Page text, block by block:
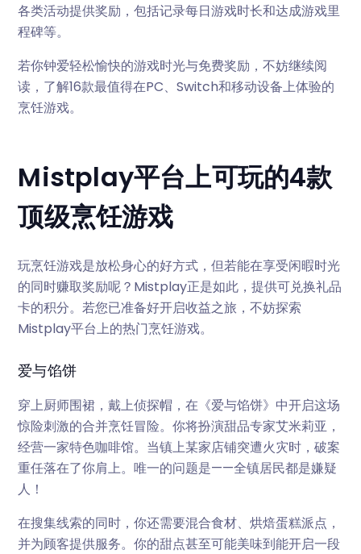
各类活动提供奖励，包括记录每日游戏时长和达成游戏里
程碑等。
若你钟爱轻松愉快的游戏时光与免费奖励，不妨继续阅
读，了解16款最值得在PC、Switch和移动设备上体验的
烹饪游戏。
Mistplay平台上可玩的4款
顶级烹饪游戏
玩烹饪游戏是放松身心的好方式，但若能在享受闲暇时光
的同时赚取奖励呢？Mistplay正是如此，提供可兑换礼品
卡的积分。若您已准备好开启收益之旅，不妨探索
Mistplay平台上的热门烹饪游戏。
爱与馅饼
穿上厨师围裙，戴上侦探帽，在《爱与馅饼》中开启这场
惊险刺激的合并烹饪冒险。你将扮演甜品专家艾米莉亚，
经营一家特色咖啡馆。当镇上某家店铺突遭火灾时，破案
重任落在了你肩上。唯一的问题是——全镇居民都是嫌疑
人！
在搜集线索的同时，你还需要混合食材、烘焙蛋糕派点，
并为顾客提供服务。你的甜点甚至可能美味到能开启一段